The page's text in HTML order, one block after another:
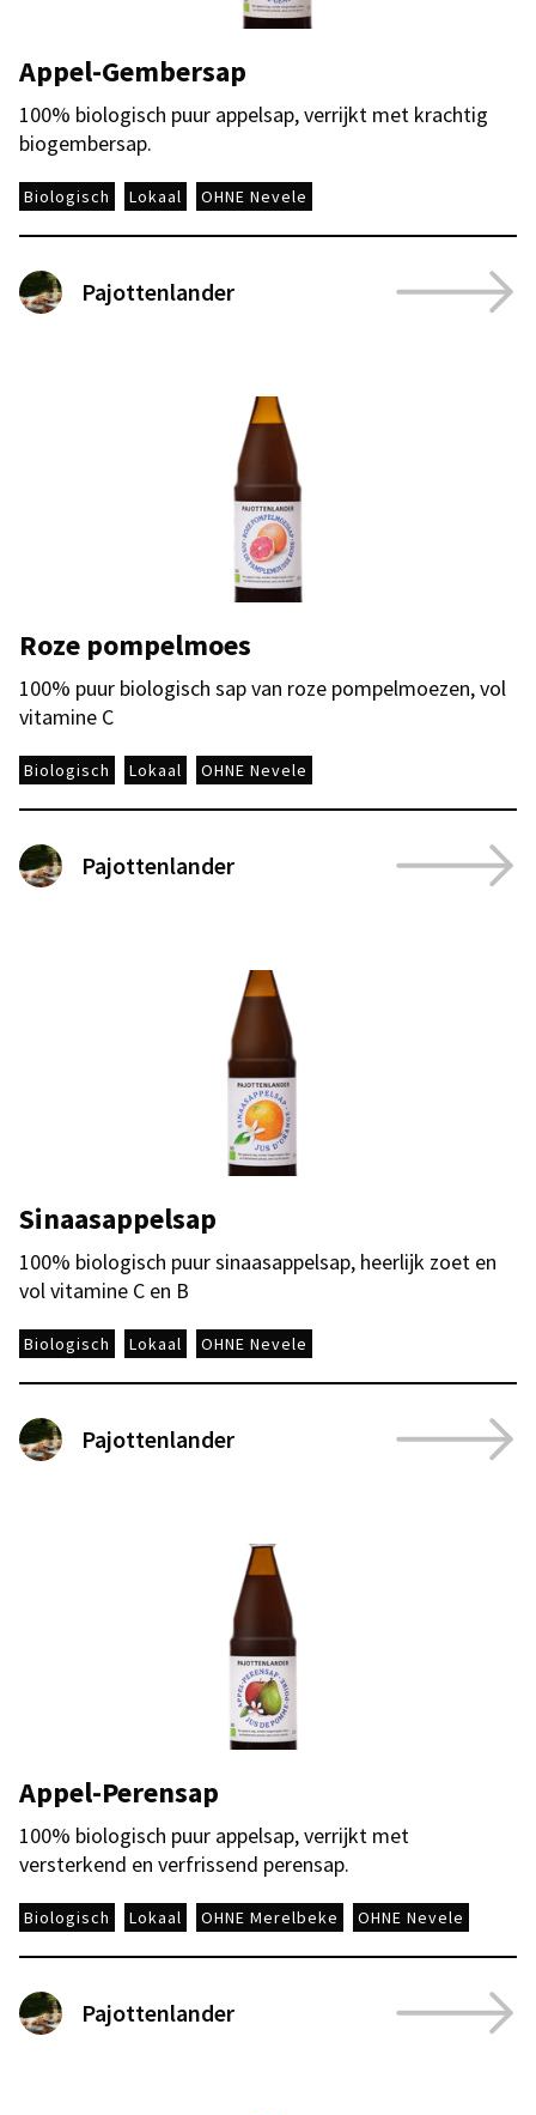
Appel-Gembersap
100% biologisch puur appelsap, verrijkt met krachtig
biogembersap.
Biologisch Lokaal OHNE Nevele
Pajottenlander
Roze pompelmoes
100% puur biologisch sap van roze pompelmoezen, vol
vitamine C
Biologisch Lokaal OHNE Nevele
Pajottenlander
Sinaasappelsap
100% biologisch puur sinaasappelsap, heerlijk zoet en
vol vitamine C en B
Biologisch Lokaal OHNE Nevele
Pajottenlander
Appel-Perensap
100% biologisch puur appelsap, verrijkt met
versterkend en verfrissend perensap.
Biologisch Lokaal OHNE Merelbeke OHNE Nevele
Pajottenlander